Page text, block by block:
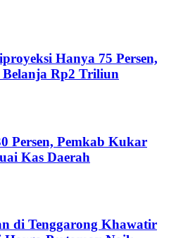
Hanya 75 Persen,
Belanja Rp2 Triliun
Persen, Pemkab Kukar
Kas Daerah
di Tenggarong Khawatir